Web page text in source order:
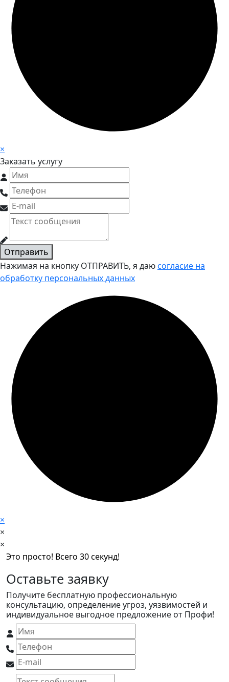
×
Заказать услугу
Отправить
Нажимая на кнопку ОТПРАВИТЬ, я даюсогласие на
обработку персональных данных
×
×
×
Это просто! Всего 30 секунд!
Оставьте заявку
Получите бесплатную профессиональную
консультацию, определение угроз, уязвимостей и
индивидуальное выгодное предложение от Профи!